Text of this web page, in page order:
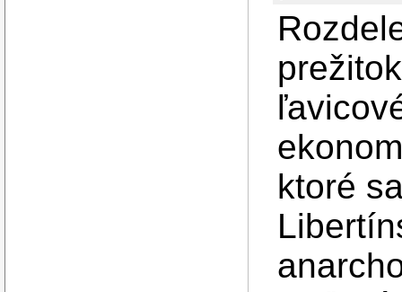
ktoré